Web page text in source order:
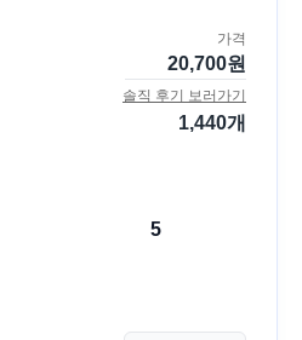
가격
20,700원
솔직 후기 보러가기
1,440개
5